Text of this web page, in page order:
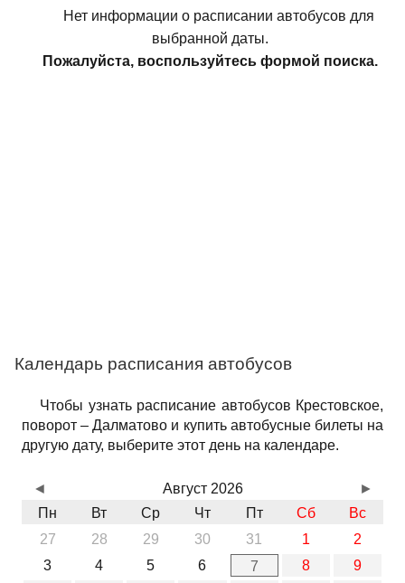
Нет информации о расписании автобусов для
выбранной даты.
Пожалуйста, воспользуйтесь формой поиска.
Календарь расписания автобусов
Чтобы узнать расписание автобусов Крестовское,
поворот – Далматово и купить автобусные билеты на
другую дату, выберите этот день на календаре.
Август 2026
Пн
Вт Ср Чт Пт Сб
Вс
27
28 29 30 31 1
2
3
4 5 6 7 8
9
◄ ►